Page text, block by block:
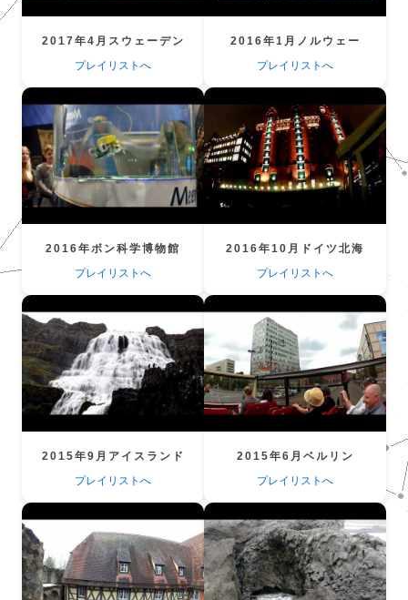
2017年4月スウェーデン
プレイリストへ
2016年1月ノルウェー
プレイリストへ
2016年ボン科学博物館
プレイリストへ
2016年10月ドイツ北海
プレイリストへ
2015年9月アイスランド
プレイリストへ
2015年6月ベルリン
プレイリストへ